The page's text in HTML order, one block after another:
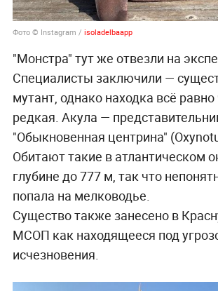
Фото © Instagram / isoladelbaapp
"Монстра" тут же отвезли на
Специалисты заключили —
мутант, однако находка всё
редкая. Акула —
"Обыкновенная центрина"
Обитают такие в атлантическом
глубине до 777 м, так что
попала на мелководье.
Существо также занесено в
МСОП как находящееся под
исчезновения.